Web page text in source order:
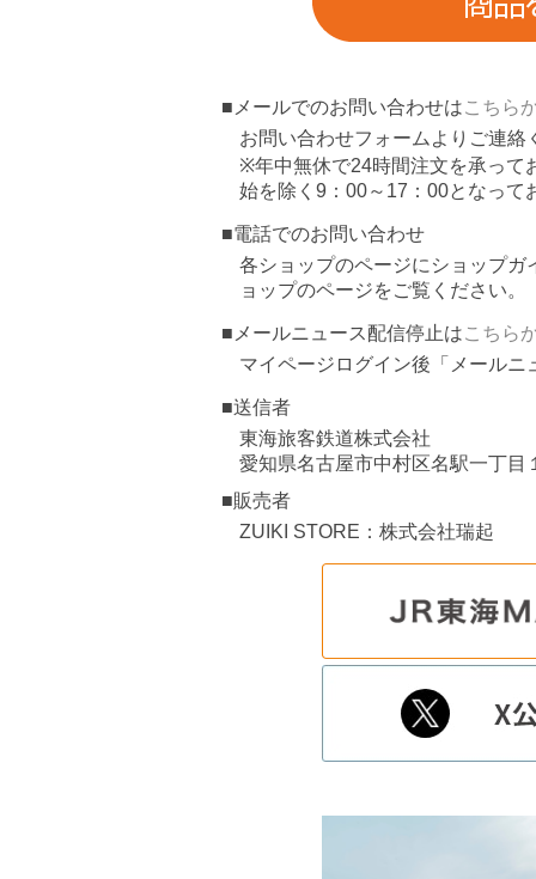
■メールでのお問い合わせはこちら
お問い合わせフォームよりご連絡
※年中無休で24時間注文を承って
始を除く9：00～17：00となって
■電話でのお問い合わせ
各ショップのページにショップ
ョップのページをご覧ください。
■メールニュース配信停止はこちら
マイページログイン後「メール
■送信者
東海旅客鉄道株式会社
愛知県名古屋市中村区名駅一丁目
■販売者
ZUIKI STORE：株式会社瑞起